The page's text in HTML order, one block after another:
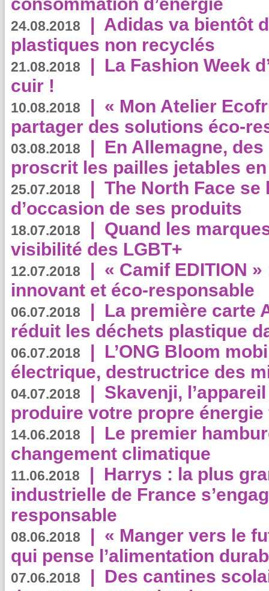
24.08.2018 | Adidas va bientôt
plastiques non recyclés
21.08.2018 | La Fashion Week
cuir !
10.08.2018 | « Mon Atelier
partager des solutions éco-
03.08.2018 | En Allemagne,
proscrit les pailles jetables
25.07.2018 | The North Face se
d’occasion de ses produits
18.07.2018 | Quand les
visibilité des LGBT+
12.07.2018 | « Camif EDITION
innovant et éco-responsable
06.07.2018 | La première carte
réduit les déchets plastique
06.07.2018 | L’ONG Bloom
électrique, destructrice des
04.07.2018 | Skavenji,
produire votre propre
14.06.2018 | Le premier
changement climatique
11.06.2018 | Harrys : la plus
industrielle de France
responsable
08.06.2018 | « Manger vers le
qui pense l’alimentation
07.06.2018 | Des cantines